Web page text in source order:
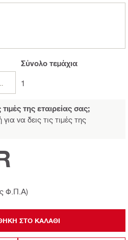
Σύνολοτεμάχια
1
της εταιρείας σας;
για να δεις τις τιμές της
Φ.Π.Α)
ΣΤΟ ΚΑΛΆΘΙ